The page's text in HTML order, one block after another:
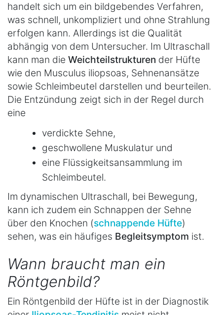
handelt sich um ein bildgebendes Verfahren,
was schnell, unkompliziert und ohne Strahlung
erfolgen kann. Allerdings ist die Qualität
abhängig von dem Untersucher. Im Ultraschall
kann man die Weichteilstrukturen der Hüfte
wie den Musculus iliopsoas, Sehnenansätze
sowie Schleimbeutel darstellen und beurteilen.
Die Entzündung zeigt sich in der Regel durch
eine
verdickte Sehne,
geschwollene Muskulatur und
eine Flüssigkeitsansammlung im
Schleimbeutel.
Im dynamischen Ultraschall, bei Bewegung,
kann ich zudem ein Schnappen der Sehne
über den Knochen (schnappende Hüfte)
sehen, was ein häufiges Begleitsymptom ist.
Wann braucht man ein
Röntgenbild?
Ein Röntgenbild der Hüfte ist in der Diagnostik